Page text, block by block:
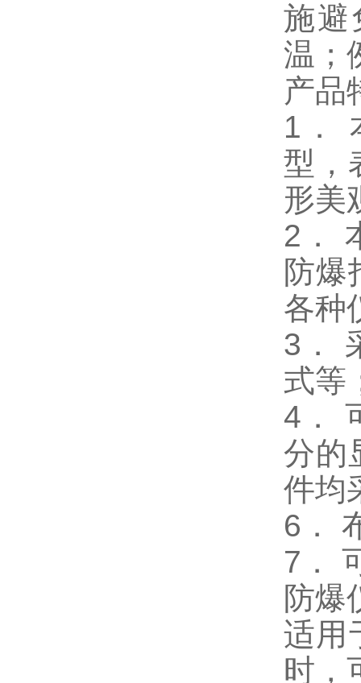
施避
温；
产品
1．
型，
形美
2．
防爆
各种
3．
式等
4．
分的
件均
6．
7．
防爆
适用
时，